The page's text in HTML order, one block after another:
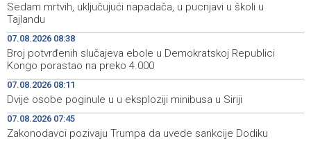
08:38
Broj potvrđenih slučajeva ebole u Demokratskoj
Republici Kongo porastao na preko 4.000
08:21 Najave foto i video servisa za 7. 8. 2026. godine (petak)
08:18
U BiH prijepodne sunčano, poslijepodne razvojem
oblačnosti mogući lokalni pljuskovi i grmljavina
08:14 Zelenskij u subotu dolazi u prvi službeni posjet Srbiji
Sedam mrtvih, uključujući napadača, u pucnjavi u školi u
Tajlandu
07.08.2026 08:38
Broj potvrđenih slučajeva ebole u Demokratskoj Republici
Kongo porastao na preko 4.000
07.08.2026 08:11
Dvije osobe poginule u u eksploziji minibusa u Siriji
07.08.2026 07:45
Zakonodavci pozivaju Trumpa da uvede sankcije Dodiku